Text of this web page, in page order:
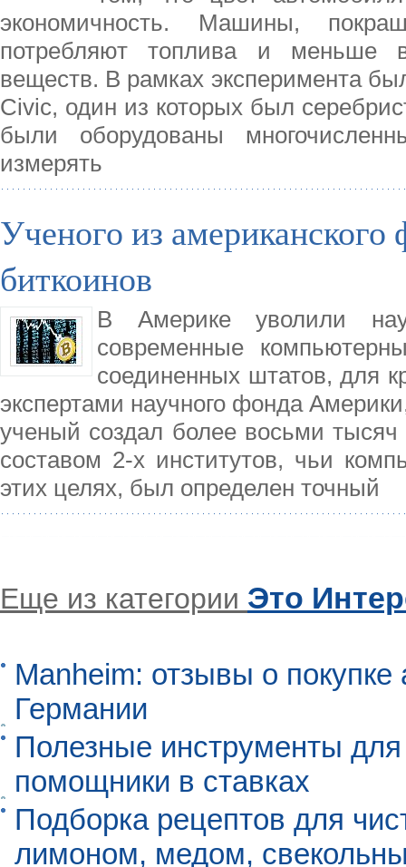
экономичность. Машины,
потребляют топлива и меньше
веществ. В рамках эксперимента
Civic, один из которых был
были оборудованы
измерять
Ученого из
биткоинов
В Америке уволили
современные
соединенных штатов, для
экспертами научного фонда
ученый создал более восьми
составом 2-х институтов, чьи
этих целях, был определен точный
Еще из категории Это
Manheim: отзывы о
Германии
Полезные инструменты
помощники в ставках
Подборка рецептов для
лимоном, медом,